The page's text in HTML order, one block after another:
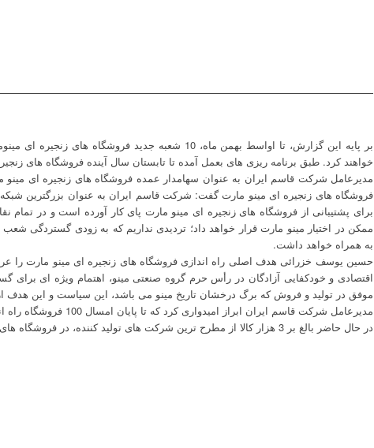
بر پایه این گزارش، تا اواسط بهمن ماه، 10 شعبه جدید
خواهند کرد. طبق برنامه ریزی های بعمل آمده تا تابستان سال آینده فروشگاه های
مدیرعامل شرکت قاسم ایران به عنوان سهامدار عمده فروشگاه های زنجیره ای
فروشگاه های زنجیره ای مینو مارت گفت: شرکت قاسم ایران به عنوان بزرگترین
برای پشتیبانی از فروشگاه های زنجیره ای مینو مارت پای کار آورده است و در تمام
ممکن در اختیار مینو مارت قرار خواهد داد؛ تردیدی نداریم که به زودی گستردگی
به همراه خواهد داشت.
حسین یوسف خزرائی هدف اصلی راه اندازی فروشگاه های زنجیره ای مینو مارت
موفق در تولید و فروش که برگ درخشان تاریخ مینو می باشد، این سیاست و این هدف
مدیرعامل شرکت قاسم ایران ابراز امیدواری کرد که تا پایان امسال 100 فروشگاه راه اندازی شود و این میزان تا پایان سال 1401 به بیش از یک هزار فروشگاه برسد.
در حال حاضر بالغ بر 3 هزار کالا از مطرح ترین شرکت های تولید کننده، در فروشگاه های زنجیره ای مینو مارت در حال عرضه است.